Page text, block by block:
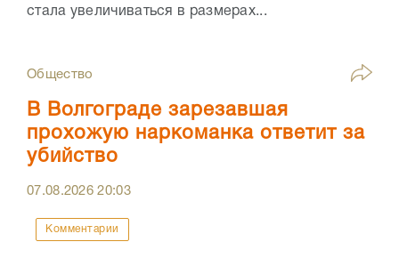
стала увеличиваться в размерах...
Общество
В Волгограде зарезавшая
прохожую наркоманка ответит за
убийство
07.08.202620:03
Комментарии